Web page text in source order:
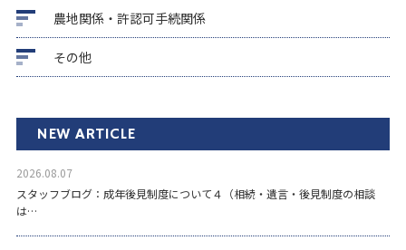
農地関係・許認可手続関係
その他
NEW ARTICLE
2026.08.07
スタッフブログ：成年後見制度について４（相続・遺言・後見制度の相談
は…